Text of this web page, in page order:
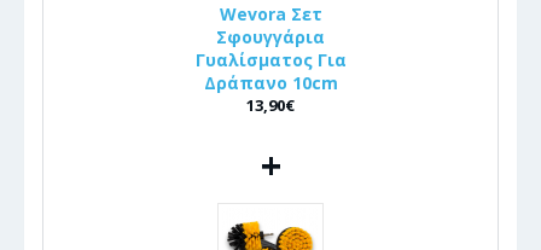
Wevora Σετ
Σφουγγάρια
Γυαλίσματος Για
Δράπανο 10cm
13,90€
+